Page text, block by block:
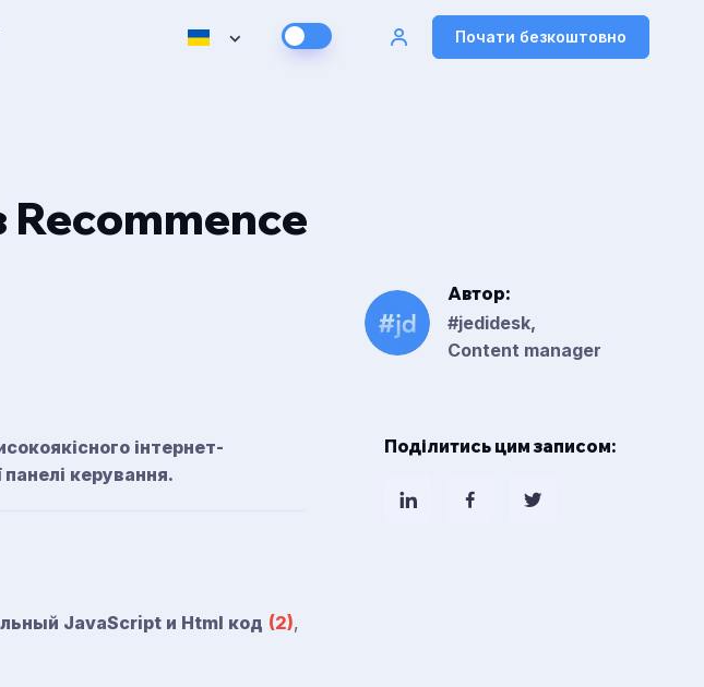
Почати безкоштовно
Recommence
Автор:
#jedidesk,
Content manager
інтернет-
керування.
JavaScript и Html код (2),
Поділитись цим записом: